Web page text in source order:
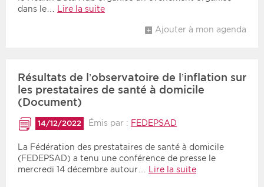
dans le…
Lire la suite
Ajouter à mon agenda
Résultats de l’observatoire de l’inflation sur
les prestataires de santé à domicile
(Document)
14/12/2022 Émis par : FEDEPSAD
La Fédération des prestataires de santé à domicile
(FEDEPSAD) a tenu une conférence de presse le
mercredi 14 décembre autour…
Lire la suite